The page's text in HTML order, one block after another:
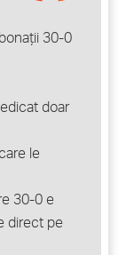
30-0
doar
le
30-0 e
direct pe